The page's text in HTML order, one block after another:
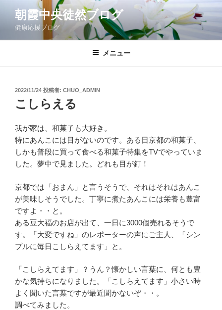
ン
朝霞中央徒然ブログ
健康応援ブログ
メニュー
投
稿
日:
2022/11/24 投稿者: CHUO_ADMIN
こしらえる
我が家は、和菓子も大好き。
特にあんこには目がないのです。ある日京都の和菓子、
しかも普段に買って食べる和菓子特集をTVでやっていま
した。夢中で見ました。どれも目が釘！
京都では「おまん」と言うそうで、それはそれはあんこ
が美味しそうでした。丁寧に煮たあんこには栄養も豊富
ですよ・・と。
ある豆大福のお店が出て、一日に3000個売れるそうで
す。「大変ですね」のレポーターの声にご主人、「シン
プルに毎日こしらえてます」と。
「こしらえてます」？うん？懐かしい言葉に、何とも豊
かな気持ちになりました。「こしらえてます」小さい時
よく聞いた言葉ですが最近聞かないぞ・・。
調べてみました。